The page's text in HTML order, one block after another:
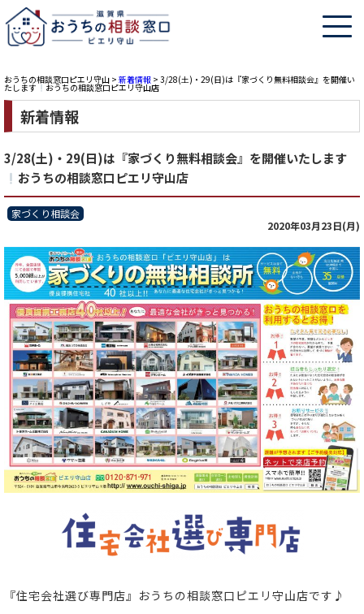
おうちの相談窓口ピエリ守山 > 新着情報 > 3/28(土)・29(日)は『家づくり無料相談会』を開催い
たします おうちの相談窓口ピエリ守山店
新着情報
3/28(土)・29(日)は『家づくり無料相談会』を開催いたします
おうちの相談窓口ピエリ守山店
家づくり相談会
2020年03月23日(月)
『住宅会社選び専門店』 おうちの相談窓口ピエリ守山店です♪